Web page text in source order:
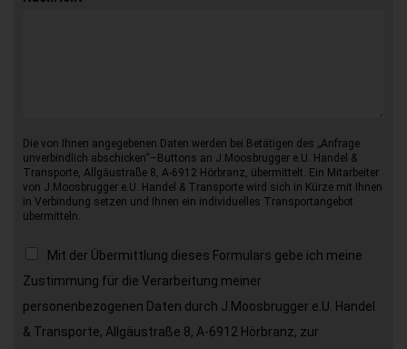
Die von Ihnen angegebenen Daten werden bei Betätigen des „Anfrage
unverbindlich abschicken“–Buttons an J.Moosbrugger e.U. Handel &
Transporte, Allgäustraße 8, A-6912 Hörbranz, übermittelt. Ein Mitarbeiter
von J.Moosbrugger e.U. Handel & Transporte wird sich in Kürze mit Ihnen
in Verbindung setzen und Ihnen ein individuelles Transportangebot
übermitteln.
Mit der Übermittlung dieses Formulars gebe ich meine
Zustimmung für die Verarbeitung meiner
personenbezogenen Daten durch J.Moosbrugger e.U. Handel
& Transporte, Allgäustraße 8, A-6912 Hörbranz, zur